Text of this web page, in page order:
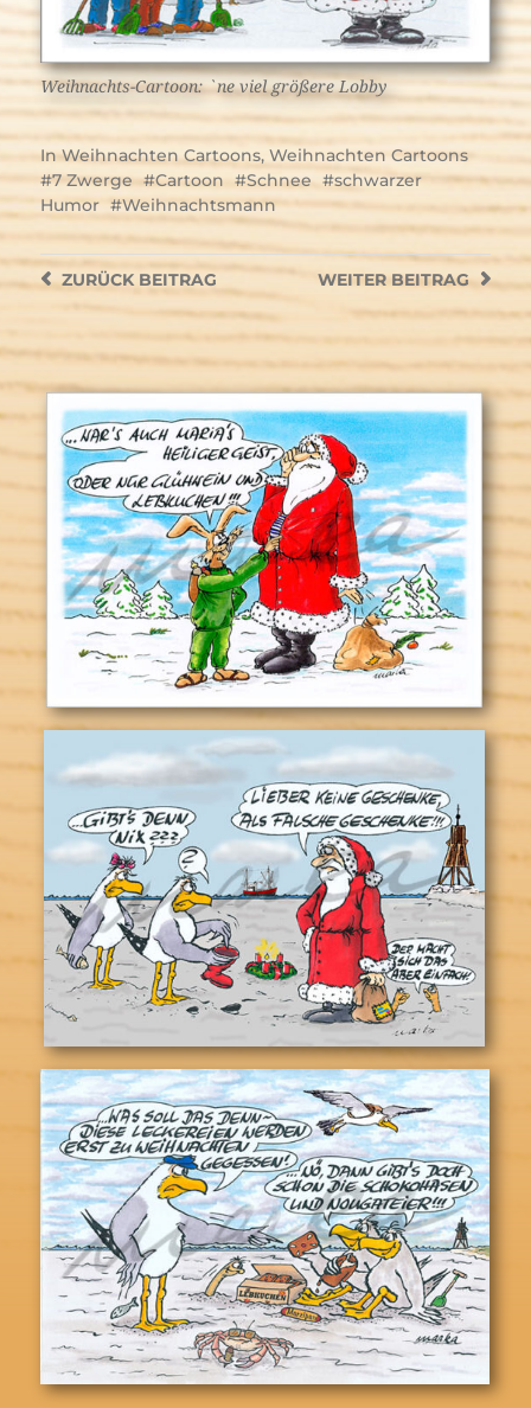
Weihnachts-Cartoon: `ne viel größere Lobby
InWeihnachten Cartoons, Weihnachten Cartoons
7 Zwerge
Cartoon Schnee
schwarzer
Humor
Weihnachtsmann
WEITER BEITRAG
ZURÜCKBEITRAG